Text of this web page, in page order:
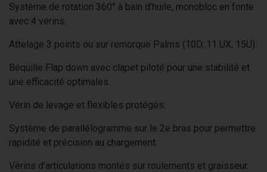
Système de rotation 360° à bain d’huile, monobloc en fonte
avec 4 vérins.
Attelage 3 points ou sur remorque Palms (10D, 11 UX, 15U).
Béquille Flap down avec clapet piloté pour une stabilité et
une efficacité optimales.
Vérin de levage et flexibles protégés.
Système de parallélogramme sur le 2e bras pour permettre
rapidité et précision au chargement.
Vérins d’articulations montés sur roulements et graisseur.